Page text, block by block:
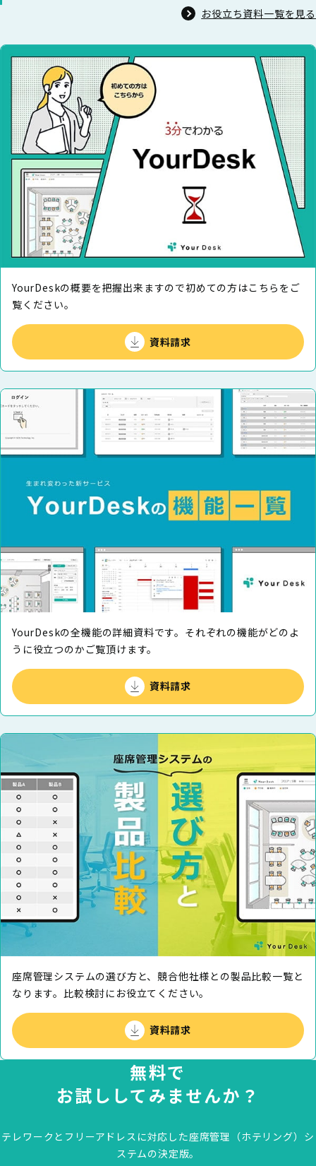
お役立ち資料一覧を見る
YourDeskの概要を把握出来ますので初めての⽅はこちらをご
覧ください。
資料請求
YourDeskの全機能の詳細資料です。それぞれの機能がどのよ
うに役⽴つのかご覧頂けます。
資料請求
座席管理システムの選び方と、競合他社様との製品⽐較⼀覧と
なります。⽐較検討にお役⽴てください。
資料請求
無料で
お試ししてみませんか？
テレワークとフリーアドレスに対応した座席管理（ホテリング）シ
ステムの決定版。